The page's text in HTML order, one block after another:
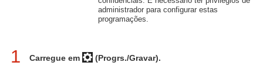
administrador para configurar estas
programações.
1 Carregue em (Progrs./Gravar).